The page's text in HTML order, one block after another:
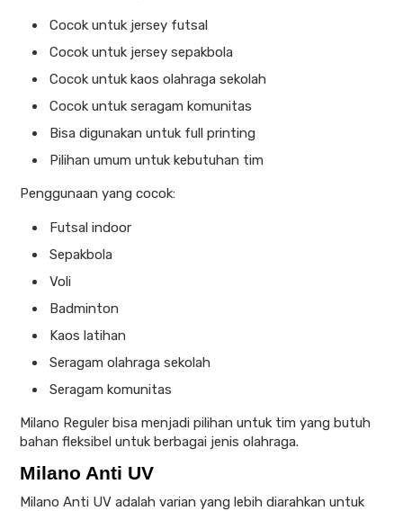
Cocok untuk jersey futsal
Cocok untuk jersey sepakbola
Cocok untuk kaos olahraga sekolah
Cocok untuk seragam komunitas
Bisa digunakan untuk full printing
Pilihan umum untuk kebutuhan tim
Penggunaan yang cocok:
Futsal indoor
Sepakbola
Voli
Badminton
Kaos latihan
Seragam olahraga sekolah
Seragam komunitas
Milano Reguler bisa menjadi pilihan untuk tim yang butuh
bahan fleksibel untuk berbagai jenis olahraga.
Milano Anti UV
Milano Anti UV adalah varian yang lebih diarahkan untuk